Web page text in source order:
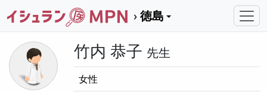
徳島
竹内 恭子 先生
女性